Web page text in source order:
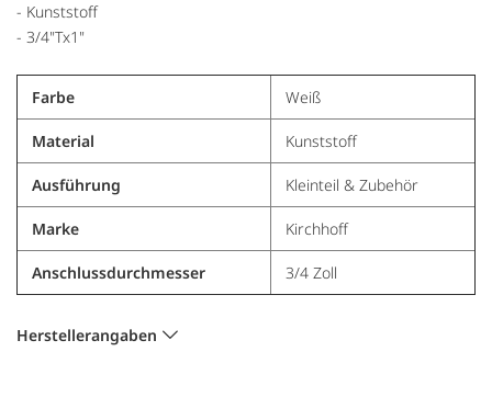
- Kunststoff
- 3/4"Tx1"
Farbe Weiß
Material Kunststoff
Ausführung Kleinteil & Zubehör
Marke Kirchhoff
Anschlussdurchmesser 3/4 Zoll
Herstellerangaben